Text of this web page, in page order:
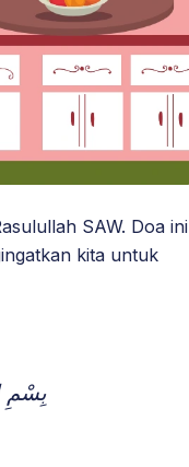
SAW. Doa ini
kita untuk
بِسْمِ